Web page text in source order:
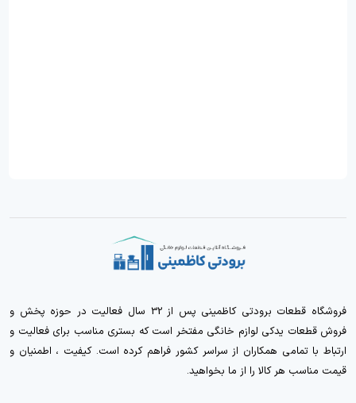
فروشگاه قطعات برودتی کاظمینی پس از 32 سال فعالیت در حوزه پخش و
فروش قطعات یدکی لوازم خانگی مفتخر است که بستری مناسب برای فعالیت و
ارتباط با تمامی همکاران از سراسر کشور فراهم کرده است. کیفیت ، اطمنیان و
قیمت مناسب هر کالا را از ما بخواهید.